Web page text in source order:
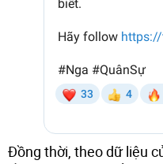
Đồng thời, theo dữ liệu